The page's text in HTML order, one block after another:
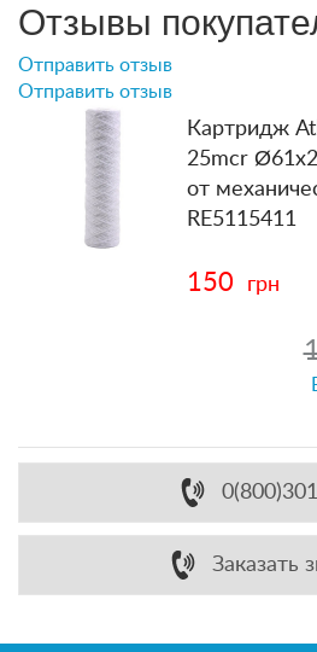
Отзывы
Отправить отзыв
Отправить отзыв
Картридж
25mcr
от
RE5115411
150 грн
Заказать